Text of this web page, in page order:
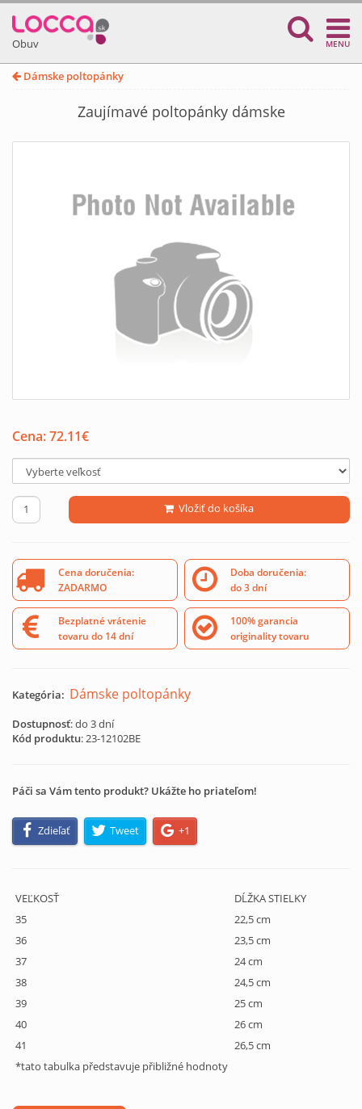
Obuv MENU
Dámske poltopánky
Zaujímavé poltopánky dámske
Cena:72.11€
Vložiť do košíka
Cena doručenia:
ZADARMO
Doba doručenia:
do 3 dní
Bezplatné vrátenie
tovaru do 14 dní
100% garancia
originality tovaru
Kategória: Dámske poltopánky
Dostupnosť: do 3 dní
Kód produktu:23-12102BE
Páči sa Vám tento produkt? Ukážte ho priateľom!
Zdieľať Tweet +1
VEĽKOSŤ
DĹŽKA STIELKY
35
22,5 cm
36
23,5 cm
37
24 cm
38
24,5 cm
39
25 cm
40
26 cm
41
26,5 cm
*tato tabulka představuje přibližné hodnoty